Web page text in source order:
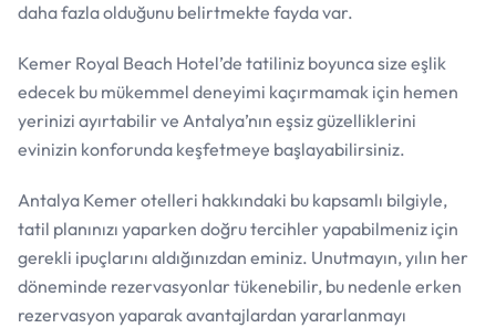
daha fazla olduğunu belirtmekte fayda var.
Kemer Royal Beach Hotel’de tatiliniz boyunca size eşlik
edecek bu mükemmel deneyimi kaçırmamak için hemen
yerinizi ayırtabilir ve Antalya’nın eşsiz güzelliklerini
evinizin konforunda keşfetmeye başlayabilirsiniz.
Antalya Kemer otelleri hakkındaki bu kapsamlı bilgiyle,
tatil planınızı yaparken doğru tercihler yapabilmeniz için
gerekli ipuçlarını aldığınızdan eminiz. Unutmayın, yılın her
döneminde rezervasyonlar tükenebilir, bu nedenle erken
rezervasyon yaparak avantajlardan yararlanmayı